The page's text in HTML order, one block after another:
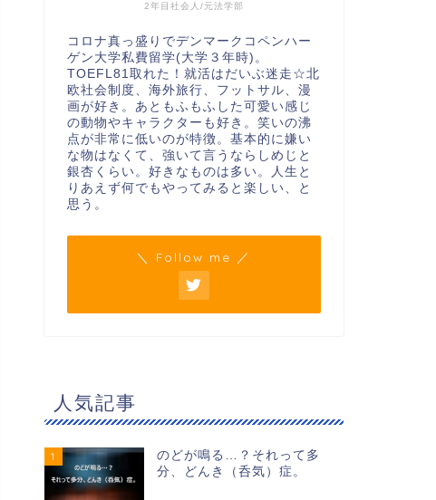
2年目社会人/元法学部
コロナ真っ盛りでデンマークコペンハー
ゲン大学私費留学(大学３年時)。
TOEFL81取れた！就活はだいぶ迷走☆北
欧社会制度、海外旅行、フットサル、漫
画が好き。あともふもふした可愛い感じ
の動物やキャラクターも好き。笑いの沸
点が非常に低いのが特徴。基本的に嫌い
な物はなくて、強いて言うならしめじと
銀杏くらい。好きなものは多い。人生と
りあえず何でもやってみると楽しい、と
思う。
＼ Follow me ／
人気記事
1
のどが鳴る…？それって多
分、どんき（呑気）症。